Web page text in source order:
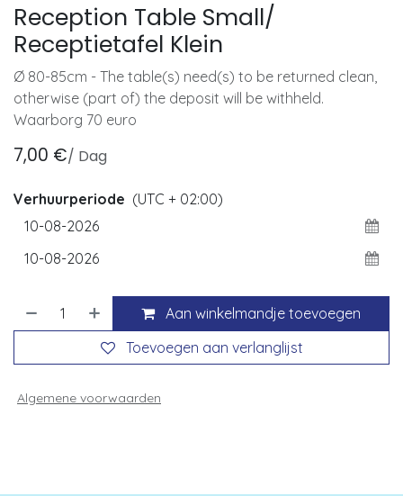
Reception Table Small/
Receptietafel Klein
Ø 80-85cm - The table(s) need(s) to be returned clean,
otherwise (part of) the deposit will be withheld.
Waarborg 70 euro
7,00 €/ Dag
Verhuurperiode (UTC + 02:00)
Aan winkelmandje toevoegen
Toevoegen aan verlanglijst
Algemene voorwaarden